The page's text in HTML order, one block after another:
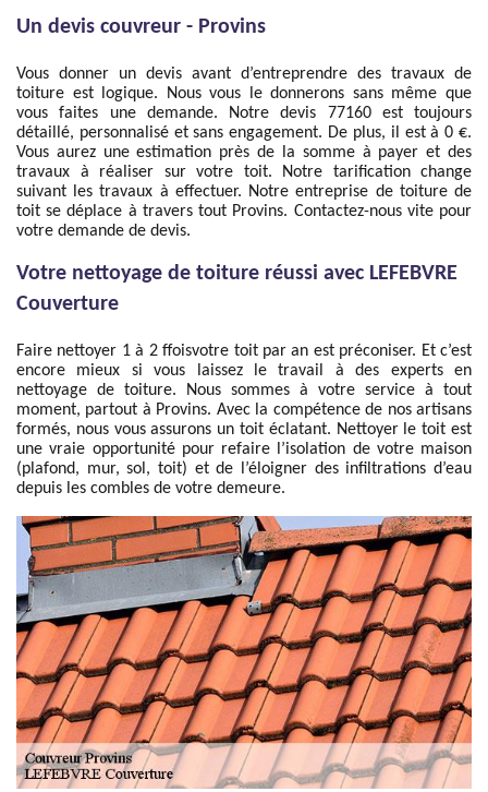
Un devis couvreur - Provins
Vous donner un devis avant d’entreprendre des travaux de
toiture est logique. Nous vous le donnerons sans même que
vous faites une demande. Notre devis 77160 est toujours
détaillé, personnalisé et sans engagement. De plus, il est à 0 €.
Vous aurez une estimation près de la somme à payer et des
travaux à réaliser sur votre toit. Notre tarification change
suivant les travaux à effectuer. Notre entreprise de toiture de
toit se déplace à travers tout Provins. Contactez-nous vite pour
votre demande de devis.
Votre nettoyage de toiture réussi avec LEFEBVRE
Couverture
Faire nettoyer 1 à 2 ffoisvotre toit par an est préconiser. Et c’est
encore mieux si vous laissez le travail à des experts en
nettoyage de toiture. Nous sommes à votre service à tout
moment, partout à Provins. Avec la compétence de nos artisans
formés, nous vous assurons un toit éclatant. Nettoyer le toit est
une vraie opportunité pour refaire l’isolation de votre maison
(plafond, mur, sol, toit) et de l’éloigner des infiltrations d’eau
depuis les combles de votre demeure.